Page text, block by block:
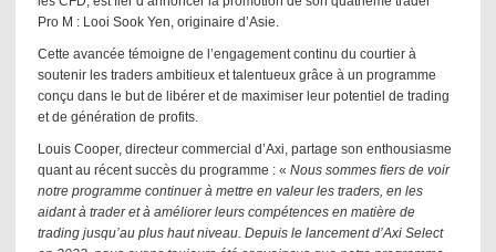
Pro M : Looi Sook Yen, originaire d’Asie.
Cette avancée témoigne de l’engagement continu du courtier à
soutenir les traders ambitieux et talentueux grâce à un programme
conçu dans le but de libérer et de maximiser leur potentiel de trading
et de génération de profits.
Louis Cooper, directeur commercial d’Axi, partage son enthousiasme
quant au récent succès du programme : « Nous sommes fiers de voir
notre programme continuer à mettre en valeur les traders, en les
aidant à trader et à améliorer leurs compétences en matière de
trading jusqu’au plus haut niveau. Depuis le lancement d’Axi Select